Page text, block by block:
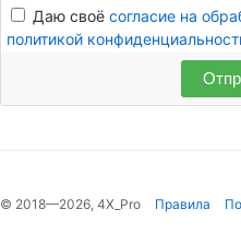
Даю своё согласие на
политикой
© 2018—2026, 4X_Pro Правила